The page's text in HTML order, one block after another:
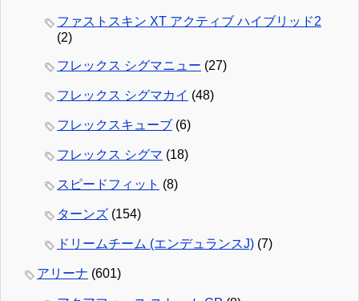
ファストスキン XT アクティブ ハイブリッド2
(2)
フレックス シグマニュー (27)
フレックス シグマカイ (48)
フレックスキューブ (6)
フレックス シグマ (18)
スピードフィット (8)
ターンズ (154)
ドリームチーム (エンデュランスJ) (7)
アリーナ (601)